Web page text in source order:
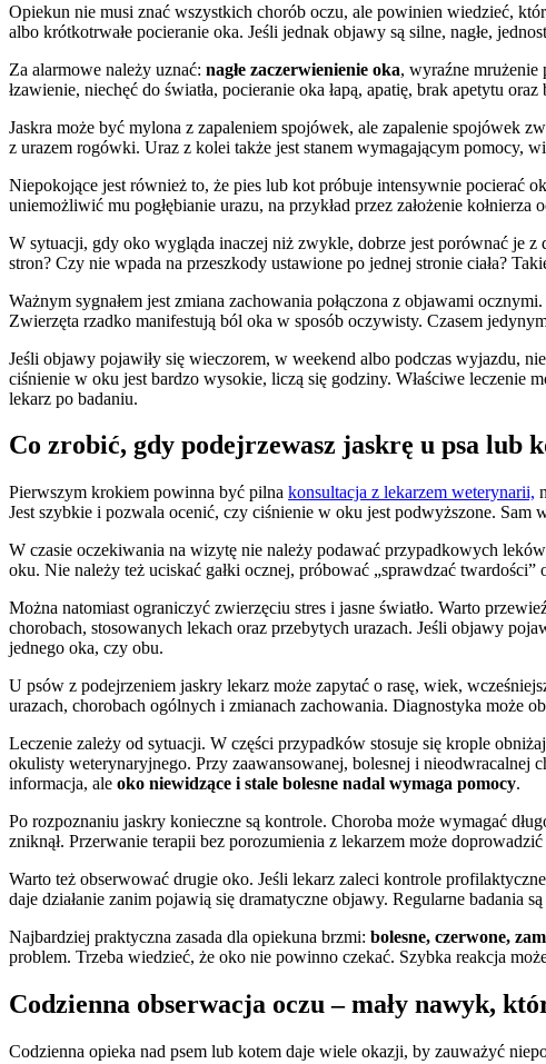
Opiekun nie musi znać wszystkich chorób oczu, ale powinien wiedzieć,
albo krótkotrwałe pocieranie oka. Jeśli jednak objawy są silne, nagłe,
Za alarmowe należy uznać: nagłe zaczerwienienie oka, wyraźne
łzawienie, niechęć do światła, pocieranie oka łapą, apatię, brak apetytu
Jaskra może być mylona z zapaleniem spojówek, ale zapalenie spojówek
z urazem rogówki. Uraz z kolei także jest stanem wymagającym pomocy,
Niepokojące jest również to, że pies lub kot próbuje intensywnie pocierać
uniemożliwić mu pogłębianie urazu, na przykład przez założenie
W sytuacji, gdy oko wygląda inaczej niż zwykle, dobrze jest porównać je z
stron? Czy nie wpada na przeszkody ustawione po jednej stronie ciała?
Ważnym sygnałem jest zmiana zachowania połączona z objawami
Zwierzęta rzadko manifestują ból oka w sposób oczywisty. Czasem
Jeśli objawy pojawiły się wieczorem, w weekend albo podczas wyjazdu,
ciśnienie w oku jest bardzo wysokie, liczą się godziny. Właściwe leczenie
lekarz po badaniu.
Co zrobić, gdy podejrzewasz jaskrę u psa lub
Pierwszym krokiem powinna być pilna konsultacja z lekarzem weterynarii,
Jest szybkie i pozwala ocenić, czy ciśnienie w oku jest podwyższone. Sam
W czasie oczekiwania na wizytę nie należy podawać przypadkowych
oku. Nie należy też uciskać gałki ocznej, próbować „sprawdzać
Można natomiast ograniczyć zwierzęciu stres i jasne światło. Warto
chorobach, stosowanych lekach oraz przebytych urazach. Jeśli objawy
jednego oka, czy obu.
U psów z podejrzeniem jaskry lekarz może zapytać o rasę, wiek,
urazach, chorobach ogólnych i zmianach zachowania. Diagnostyka może
Leczenie zależy od sytuacji. W części przypadków stosuje się krople
okulisty weterynaryjnego. Przy zaawansowanej, bolesnej i nieodwracalnej
informacja, ale oko niewidzące i stale bolesne nadal wymaga pomocy.
Po rozpoznaniu jaskry konieczne są kontrole. Choroba może wymagać
zniknął. Przerwanie terapii bez porozumienia z lekarzem może
Warto też obserwować drugie oko. Jeśli lekarz zaleci kontrole
daje działanie zanim pojawią się dramatyczne objawy. Regularne
Najbardziej praktyczna zasada dla opiekuna brzmi: bolesne, czerwone,
problem. Trzeba wiedzieć, że oko nie powinno czekać. Szybka reakcja
Codzienna obserwacja oczu – mały nawyk,
Codzienna opieka nad psem lub kotem daje wiele okazji, by zauważyć